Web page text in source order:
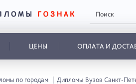
ЦЕНЫ ОПЛАТА И
по городам Дипломы Вузов Санкт-